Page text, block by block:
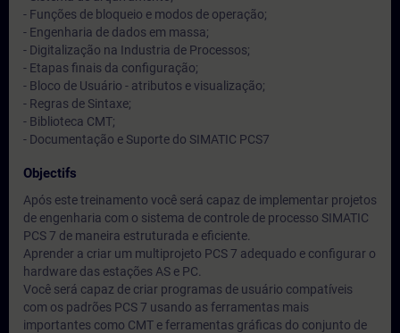
- Funções de bloqueio e modos de operação;
- Engenharia de dados em massa;
- Digitalização na Industria de Processos;
- Etapas finais da configuração;
- Bloco de Usuário - atributos e visualização;
- Regras de Sintaxe;
- Biblioteca CMT;
- Documentação e Suporte do SIMATIC PCS7
Objectifs
Após este treinamento você será capaz de implementar projetos
de engenharia com o sistema de controle de processo SIMATIC
PCS 7 de maneira estruturada e eficiente.
Aprender a criar um multiprojeto PCS 7 adequado e configurar o
hardware das estações AS e PC.
Você será capaz de criar programas de usuário compatíveis
com os padrões PCS 7 usando as ferramentas mais
importantes como CMT e ferramentas gráficas do conjunto de